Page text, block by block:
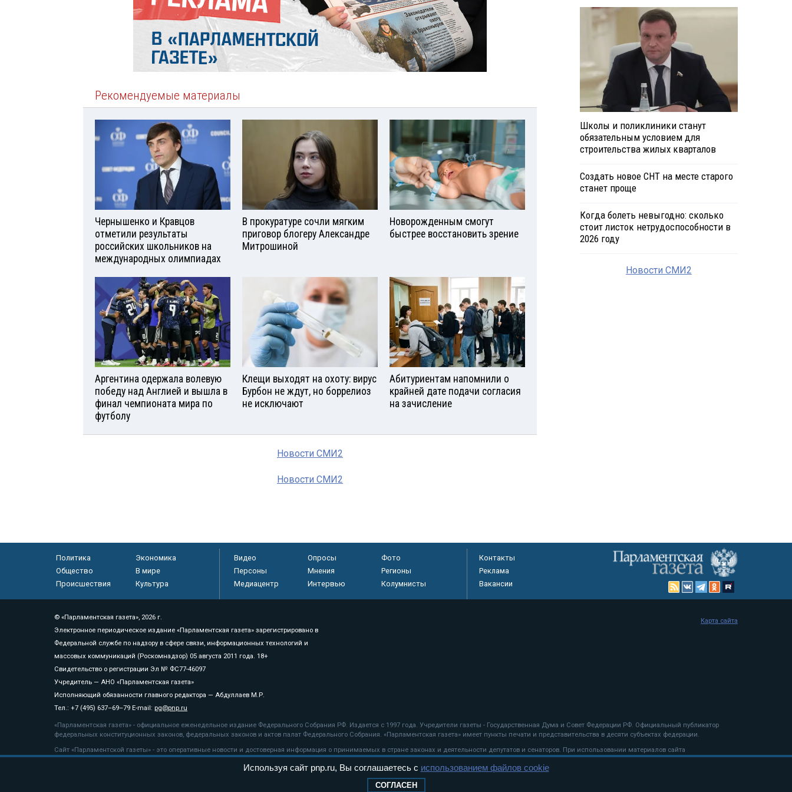
Рекомендуемые материалы
Чернышенко и Кравцов
отметили результаты
российских школьников на
международных олимпиадах
В прокуратуре сочли мягким
приговор блогеру Александре
Митрошиной
Новорожденным смогут
быстрее восстановить зрение
Аргентина одержала волевую
победу над Англией и вышла в
финал чемпионата мира по
футболу
Клещи выходят на охоту: вирус
Бурбон не ждут, но боррелиоз
не исключают
Абитуриентам напомнили о
крайней дате подачи согласия
на зачисление
Новости СМИ2
Новости СМИ2
Школы и поликлиники станут
обязательным условием для
строительства жилых кварталов
Создать новое СНТ на месте старого
станет проще
Когда болеть невыгодно: сколько
стоит листок нетрудоспособности в
2026 году
Новости СМИ2
Политика
Экономика
Общество
В мире
Происшествия
Культура
Видео Опросы
Фото
Персоны
Мнения
Регионы
Медиацентр
Интервью Колумнисты
Контакты
Реклама
Вакансии
© «Парламентская газета», 2026 г.
Электронное периодическое издание «Парламентская газета» зарегистрировано в
Федеральной службе по надзору в сфере связи, информационных технологий и
массовых коммуникаций (Роскомнадзор) 05 августа 2011 года. 18+
Свидетельство о регистрации Эл № ФС77-46097
Учредитель — АНО «Парламентская газета»
Исполняющий обязанности главного редактора — Абдуллаев М.Р.
Тел.: +7 (495) 637–69–79 E-mail: pg@pnp.ru
«Парламентская газета» - официальное еженедельное издание Федерального Собрания РФ. Издается с 1997 года. Учредители газеты - Государственная Дума и Совет Федерации РФ. Официальный публикатор
федеральных конституционных законов, федеральных законов и актов палат Федерального Собрания. «Парламентская газета» имеет пункты печати и представительства в десяти субъектах федерации.
Сайт «Парламентской газеты» - это оперативные новости и достоверная информация о принимаемых в стране законах и деятельности депутатов и сенаторов. При использовании материалов сайта
«Парламентской газеты» активная ссылка на pnp.ru обязательна.
рекомендательные технологии
Карта сайта
Используя сайт pnp.ru, Вы соглашаетесь с использованием файлов cookie
СОГЛАСЕН